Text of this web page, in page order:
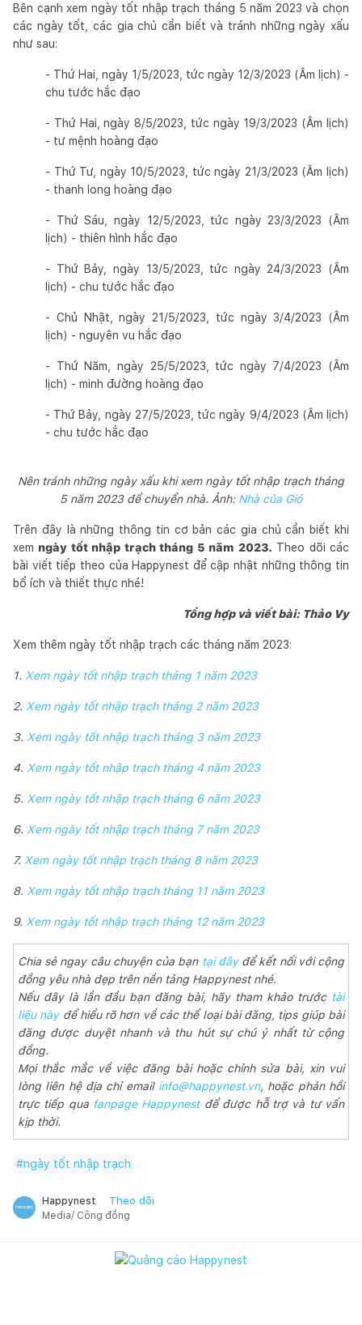
Bên cạnh xem ngày tốt nhập trạch tháng 5 năm 2023 và chọn
các ngày tốt, các gia chủ cần biết và tránh những ngày xấu
như sau:
- Thứ Hai, ngày 1/5/2023, tức ngày 12/3/2023 (Âm lịch) -
chu tước hắc đạo
- Thứ Hai, ngày 8/5/2023, tức ngày 19/3/2023 (Âm lịch)
- tư mệnh hoàng đạo
- Thứ Tư, ngày 10/5/2023, tức ngày 21/3/2023 (Âm lịch)
- thanh long hoàng đạo
- Thứ Sáu, ngày 12/5/2023, tức ngày 23/3/2023 (Âm
lịch) - thiên hình hắc đạo
- Thứ Bảy, ngày 13/5/2023, tức ngày 24/3/2023 (Âm
lịch) - chu tước hắc đạo
- Chủ Nhật, ngày 21/5/2023, tức ngày 3/4/2023 (Âm
lịch) - nguyên vu hắc đạo
- Thứ Năm, ngày 25/5/2023, tức ngày 7/4/2023 (Âm
lịch) - minh đường hoàng đạo
- Thứ Bảy, ngày 27/5/2023, tức ngày 9/4/2023 (Âm lịch)
- chu tước hắc đạo
Nên tránh những ngày xấu khi xem ngày tốt nhập trạch tháng
5 năm 2023 để chuyển nhà. Ảnh: Nhà của Gió
Trên đây là những thông tin cơ bản các gia chủ cần biết khi
xem ngày tốt nhập trạch tháng 5 năm 2023. Theo dõi các
bài viết tiếp theo của Happynest để cập nhật những thông tin
bổ ích và thiết thực nhé!
Tổng hợp và viết bài: Thảo Vy
Xem thêm ngày tốt nhập trạch các tháng năm 2023:
1. Xem ngày tốt nhập trạch tháng 1 năm 2023
2. Xem ngày tốt nhập trạch tháng 2 năm 2023
3. Xem ngày tốt nhập trạch tháng 3 năm 2023
4. Xem ngày tốt nhập trạch tháng 4 năm 2023
5. Xem ngày tốt nhập trạch tháng 6 năm 2023
6. Xem ngày tốt nhập trạch tháng 7 năm 2023
7. Xem ngày tốt nhập trạch tháng 8 năm 2023
8. Xem ngày tốt nhập trạch tháng 11 năm 2023
9. Xem ngày tốt nhập trạch tháng 12 năm 2023
Chia sẻ ngay câu chuyện của bạn tại đâyđể kết nối với cộng
đồng yêu nhà đẹp trên nền tảng Happynest nhé.
Nếu đây là lần đầu bạn đăng bài, hãy tham khảo trướctài
liệu nàyđể hiểu rõ hơn về các thể loại bài đăng, tips giúp bài
đăng được duyệt nhanh và thu hút sự chú ý nhất từ cộng
đồng.
Mọi thắc mắc về việc đăng bài hoặc chỉnh sửa bài, xin vui
lòng liên hệ địa chỉ email info@happynest.vn, hoặc phản hồi
trực tiếp qua fanpage Happynestđể được hỗ trợ và tư vấn
kịp thời.
#ngày tốt nhập trạch
Happynest Theo dõi
Media/ Cộng đồng